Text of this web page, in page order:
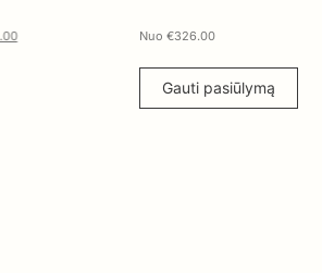
326.00
Gauti pasiūlymą